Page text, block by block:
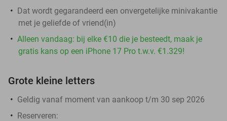
Dat wordt gegarandeerd een onvergetelijke minivakantie
met je geliefde of vriend(in)
Alleen vandaag: bij elke €10 die je besteedt, maak je
gratis kans op een iPhone 17 Pro t.w.v. €1.329!
Grote kleine letters
Geldig vanaf moment van aankoop t/m 30 sep 2026
Reserveren: